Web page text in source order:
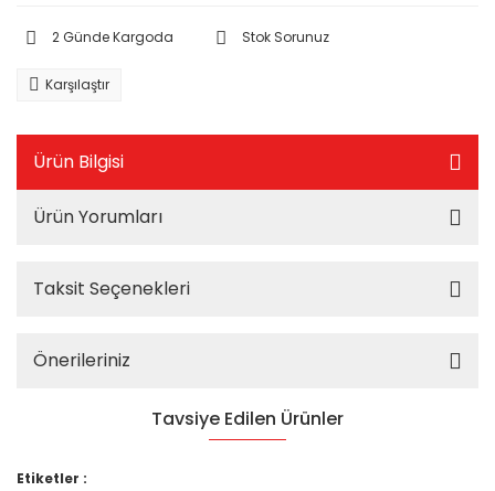
2 Günde Kargoda Stok Sorunuz
Karşılaştır
Ürün Bilgisi
Ürün Yorumları
Taksit Seçenekleri
Önerileriniz
Tavsiye Edilen Ürünler
Etiketler :